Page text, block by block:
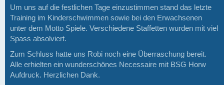
Um uns auf die festlichen Tage einzustimmen stand das letzte
Training im Kinderschwimmen sowie bei den Erwachsenen
unter dem Motto Spiele. Verschiedene Staffetten wurden mit viel
Spass absolviert.
Zum Schluss hatte uns Robi noch eine Überraschung bereit.
Alle erhielten ein wunderschönes Necessaire mit BSG Horw
Aufdruck. Herzlichen Dank.